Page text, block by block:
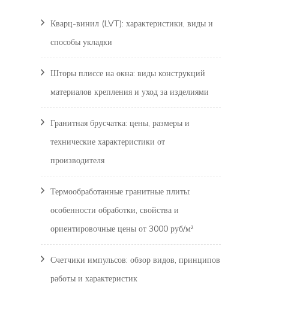
Кварц-винил (LVT): характеристики, виды и
способы укладки
Шторы плиссе на окна: виды конструкций
материалов крепления и уход за изделиями
Гранитная брусчатка: цены, размеры и
технические характеристики от
производителя
Термообработанные гранитные плиты:
особенности обработки, свойства и
ориентировочные цены от 3000 руб/м²
Счетчики импульсов: обзор видов, принципов
работы и характеристик